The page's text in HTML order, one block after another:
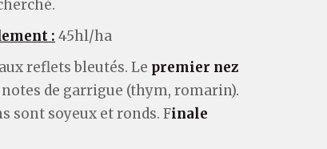
: 45hl/ha
reflets bleutés. Le premier nez
de garrigue (thym, romarin).
sont soyeux et ronds. Finale